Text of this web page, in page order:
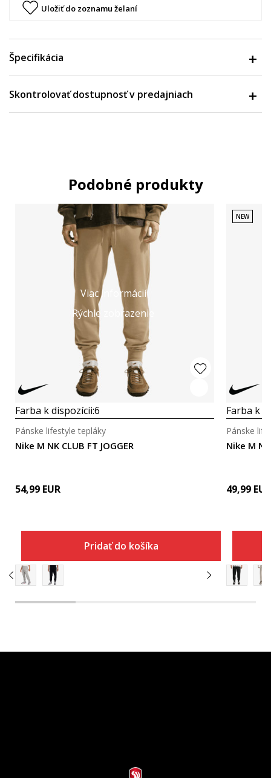
Uložiť do zoznamu želaní
Špecifikácia
Skontrolovať dostupnosť v predajniach
Podobné produkty
Viac informácií
Rýchle zobrazenie
Farba k dispozícii:6
Nike M NK CLUB FT JOGGER
Pánske lifestyle tepláky
54,99 EUR
Pridať do košíka
NEW
Farba k
Nike M NK
Pánske
49,99 EUR